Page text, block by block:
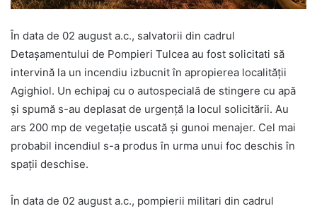
În data de 02 august a.c., salvatorii din cadrul
Detașamentului de Pompieri Tulcea au fost solicitati să
intervină la un incendiu izbucnit în apropierea localității
Agighiol. Un echipaj cu o autospecială de stingere cu apă
și spumă s-au deplasat de urgență la locul solicitării. Au
ars 200 mp de vegetație uscată și gunoi menajer. Cel mai
probabil incendiul s-a produs în urma unui foc deschis în
spații deschise.
În data de 02 august a.c., pompierii militari din cadrul